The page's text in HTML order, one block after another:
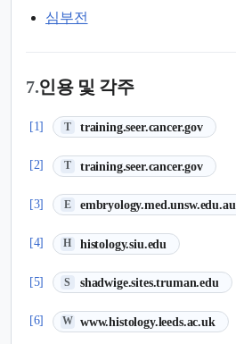
심부전
7.인용 및 각주
[1] T training.seer.cancer.gov
(새 탭에서 열림)
[2] T training.seer.cancer.gov
(새 탭에서 열림)
[3] E embryology.med.unsw.edu.au
(새 탭에서 열림)
[4] H histology.siu.edu
(새 탭에서 열림)
[5] S shadwige.sites.truman.edu
(새 탭에서 열림)
[6] W www.histology.leeds.ac.uk
(새 탭에서 열림)